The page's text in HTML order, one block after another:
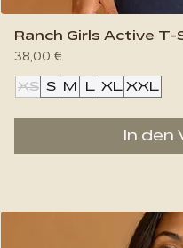
Ranch Girls Active T-
Preis
38,00 €
XS S M L XL XXL
In